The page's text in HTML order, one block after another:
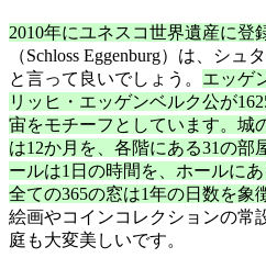
2010年にユネスコ世界遺産に登
（Schloss Eggenburg）は、シ
と言って良いでしょう。 エッゲ
リッヒ・エッゲンベルク公が
宙をモチーフとしています。城
は12か月を、各階にある31の部
ールは1日の時間を、ホールに
全ての365の窓は1年の日数を象
絵画やコインコレクションの常
庭も大変美しいです。